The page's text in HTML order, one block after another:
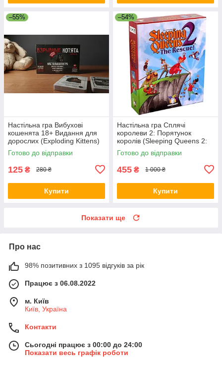
–55%
Настільна гра Вибухові
кошенята 18+ Видання для
дорослих (Exploding Kittens)
+ правила УКРАЇНСЬКОЮ
Готово до відправки
125 ₴ 280 ₴
Купити
–54%
Настільна гра Сплячі
королеви 2: Порятунок
королів (Sleeping Queens 2:
The Rescue) + правила РУС /
УКР
Готово до відправки
455 ₴ 1 000 ₴
Купити
Показати ще
Про нас
98% позитивних з 1095 відгуків за рік
Працює з 06.08.2022
м. Київ
Київ, Україна
Контакти
Сьогодні працює з 00:00 до 24:00
Показати весь графік роботи